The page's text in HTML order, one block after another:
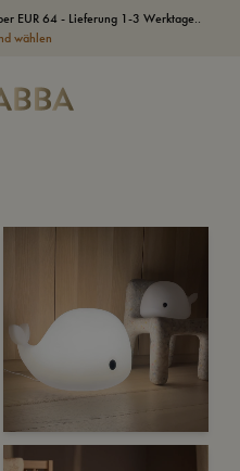
EUR 64 - Lieferung 1-3 Werktage..
wählen